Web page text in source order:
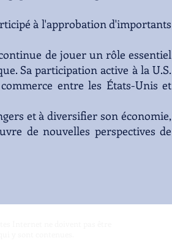
à l'approbation d'importants
de jouer un rôle essentiel
Sa participation active à la U.S.
entre les États-Unis et
et à diversifier son économie,
de nouvelles perspectives de